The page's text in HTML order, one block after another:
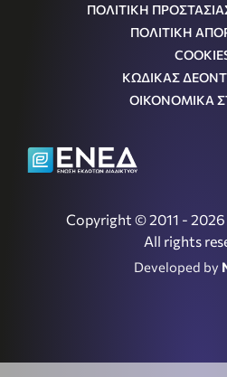
ΠΟΛΙΤΙΚΗ
ΠΟΛΙΤΙΚΗ
ΚΩΔΙΚΑΣ
ΟΙΚΟΝΟΜΙΚΑ
Copyright © 2011 -
All rights
Developed by